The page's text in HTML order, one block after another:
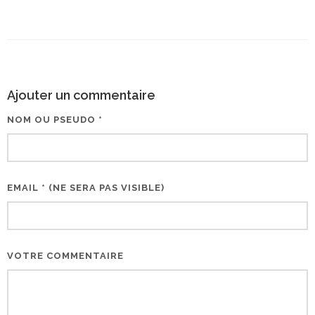
Ajouter un commentaire
NOM OU PSEUDO *
EMAIL * (NE SERA PAS VISIBLE)
VOTRE COMMENTAIRE